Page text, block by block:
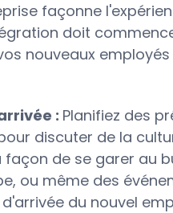
façonne
doit
nouveaux
: Planifiez des
discuter de la
de se garer au
ou même des
du nouvel